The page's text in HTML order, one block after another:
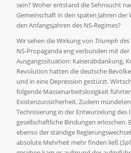
sein? Woher entstand die Sehnsucht
Gemeinschaft in den späten Jahren der
den Anfangsjahren des NS-Regimes?
Wir sehen die Wirkung von Triumph des
NS-Propaganda eng verbunden mit
Ausgangssituation: Kaiserabdankung,
Revolution hatten die deutsche
und in eine Depression gestürzt.
folgende Massenarbeitslosigkeit
Existenzunsicherheit. Zudem
Technisierung in der Entwurzelung des
gesellschaftliche Bindungen erloschen.
ebenso der ständige
absolute Mehrheit mehr finden ließ (